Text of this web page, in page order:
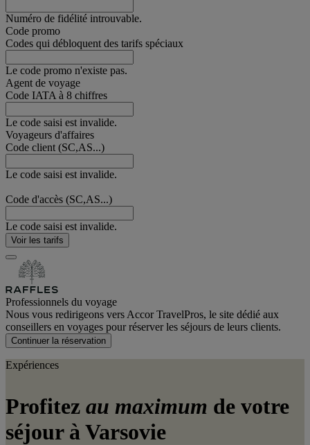
Numéro de fidélité introuvable.
Code promo
Codes qui débloquent des tarifs spéciaux
Le code promo n'existe pas.
Agent de voyage
Code IATA à 8 chiffres
Le code saisi est invalide.
Voyageurs d'affaires
Code client (SC,AS...)
Le code saisi est invalide.
Code d'accès (SC,AS...)
Le code saisi est invalide.
Voir les tarifs
Professionnels du voyage
Nous vous redirigeons vers Accor TravelPros, le site dédié aux
conseillers en voyages pour réserver les séjours de leurs clients.
Continuer la réservation
Expériences
Profitez au maximum de votre
séjour à Varsovie